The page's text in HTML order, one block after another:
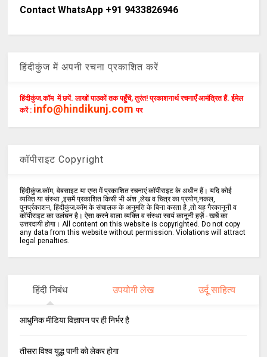
Contact WhatsApp +91 9433826946
हिंदीकुंज में अपनी रचना प्रकाशित करें
हिंदीकुंज.कॉम में छपें. लाखों पाठकों तक पहुँचें, तुरंत! प्रकाशनार्थ रचनाएँ आमंत्रित हैं. ईमेल
करें : info@hindikunj.com पर
कॉपीराइट Copyright
हिंदीकुंज.कॉम, वेबसाइट या एप्स में प्रकाशित रचनाएं कॉपीराइट के अधीन हैं। यदि कोई
व्यक्ति या संस्था ,इसमें प्रकाशित किसी भी अंश ,लेख व चित्र का प्रयोग,नकल,
पुनर्प्रकाशन, हिंदीकुंज.कॉम के संचालक के अनुमति के बिना करता है ,तो यह गैरकानूनी व
कॉपीराइट का उलंघन है। ऐसा करने वाला व्यक्ति व संस्था स्वयं कानूनी हर्ज़े - खर्चे का
उत्तरदायी होगा। All content on this website is copyrighted. Do not copy
any data from this website without permission. Violations will attract
legal penalties.
हिंदी निबंध उपयोगी लेख उर्दू साहित्य
आधुनिक मीडिया विज्ञापन पर ही निर्भर है
तीसरा विश्व युद्ध पानी को लेकर होगा